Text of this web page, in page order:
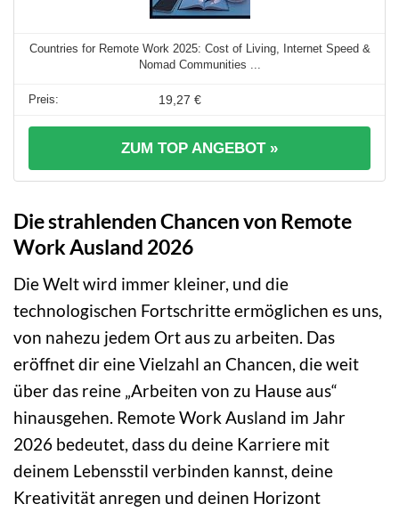
Countries for Remote Work 2025: Cost of Living, Internet Speed &
Nomad Communities ...
19,27 €
ZUM TOP ANGEBOT »
Die strahlenden Chancen von Remote
Work Ausland 2026
Die Welt wird immer kleiner, und die
technologischen Fortschritte ermöglichen es uns,
von nahezu jedem Ort aus zu arbeiten. Das
eröffnet dir eine Vielzahl an Chancen, die weit
über das reine „Arbeiten von zu Hause aus“
hinausgehen. Remote Work Ausland im Jahr
2026 bedeutet, dass du deine Karriere mit
deinem Lebensstil verbinden kannst, deine
Kreativität anregen und deinen Horizont